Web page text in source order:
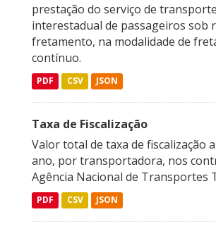
prestação do serviço de
interestadual de passageiros sob
fretamento, na modalidade de
contínuo.
PDF CSV JSON
Taxa de Fiscalização
Valor total de taxa de fiscalização
ano, por transportadora, nos
Agência Nacional de Transportes
PDF CSV JSON